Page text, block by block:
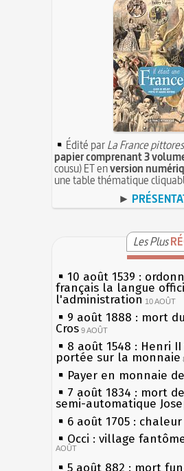
Édité parLa France
papier comprenant 3
cousu) ET enversion
une table thématique
►
Les Plus
10 août 1539 :
français la langue
l'administration 10 AOÛT
9 août 1888 : mort
Cros 9 AOÛT
8 août 1548 : Henri
portée sur la monnaie
Payer en monnaie
7 août 1834 : mort
semi-automatique
6 août 1705 :
Occi : village
AOÛT
5 août 882 : mort